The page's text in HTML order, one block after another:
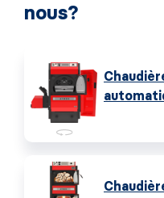
nous?